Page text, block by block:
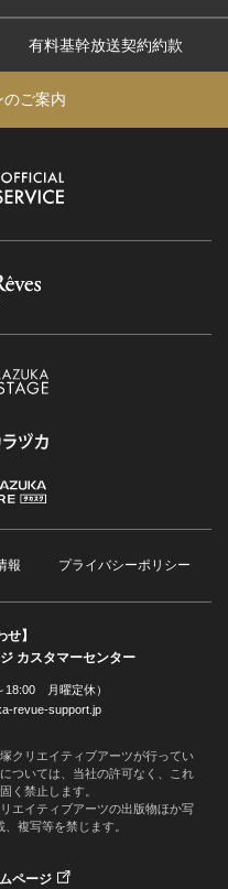
有料基幹放送契約約款
のご案内
報 プライバシーポリシー
せ】
カスタマーセンター
18:00 月曜定休）
revue-support.jp
クリエイティブアーツが行ってい
ついては、当社の許可なく、これ
く禁止します。
エイティブアーツの出版物ほか写
複写等を禁じます。
ページ